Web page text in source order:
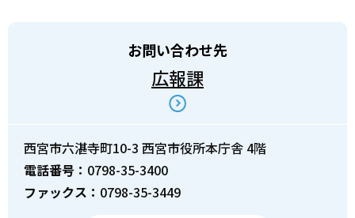
お問い合わせ先
広報課
西宮市六湛寺町10-3 西宮市役所本庁舎 4階
電話番号： 0798-35-3400
ファックス： 0798-35-3449